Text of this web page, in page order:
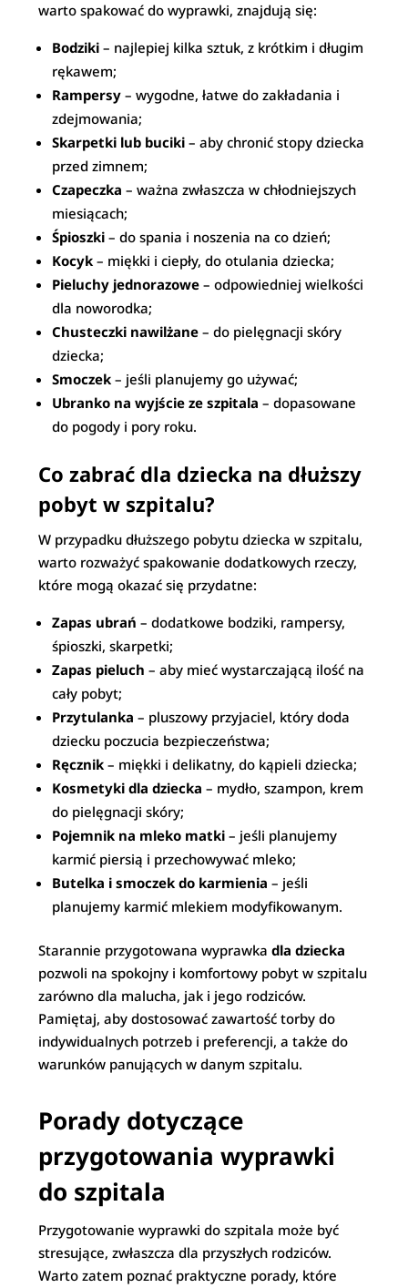
warto spakować do wyprawki, znajdują się:
Bodziki – najlepiej kilka sztuk, z krótkim i długim
rękawem;
Rampersy – wygodne, łatwe do zakładania i
zdejmowania;
Skarpetki lub buciki – aby chronić stopy dziecka
przed zimnem;
Czapeczka – ważna zwłaszcza w chłodniejszych
miesiącach;
Śpioszki – do spania i noszenia na co dzień;
Kocyk – miękki i ciepły, do otulania dziecka;
Pieluchy jednorazowe – odpowiedniej wielkości
dla noworodka;
Chusteczki nawilżane – do pielęgnacji skóry
dziecka;
Smoczek – jeśli planujemy go używać;
Ubranko na wyjście ze szpitala – dopasowane
do pogody i pory roku.
Co zabrać dla dziecka na dłuższy
pobyt w szpitalu?
W przypadku dłuższego pobytu dziecka w szpitalu,
warto rozważyć spakowanie dodatkowych rzeczy,
które mogą okazać się przydatne:
Zapas ubrań – dodatkowe bodziki, rampersy,
śpioszki, skarpetki;
Zapas pieluch – aby mieć wystarczającą ilość na
cały pobyt;
Przytulanka – pluszowy przyjaciel, który doda
dziecku poczucia bezpieczeństwa;
Ręcznik – miękki i delikatny, do kąpieli dziecka;
Kosmetyki dla dziecka – mydło, szampon, krem
do pielęgnacji skóry;
Pojemnik na mleko matki – jeśli planujemy
karmić piersią i przechowywać mleko;
Butelka i smoczek do karmienia – jeśli
planujemy karmić mlekiem modyfikowanym.
Starannie przygotowana wyprawkadla dziecka
pozwoli na spokojny i komfortowy pobyt w szpitalu
zarówno dla malucha, jak i jego rodziców.
Pamiętaj, aby dostosować zawartość torby do
indywidualnych potrzeb i preferencji, a także do
warunków panujących w danym szpitalu.
Porady dotyczące
przygotowania wyprawki
do szpitala
Przygotowanie wyprawki do szpitala może być
stresujące, zwłaszcza dla przyszłych rodziców.
Warto zatem poznać praktyczne porady, które